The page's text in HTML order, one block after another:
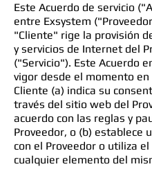
Este Acuerdo de servicio
entre Exsystem
"Cliente" rige la provisión
y servicios de Internet del
("Servicio"). Este Acuerdo
vigor desde el momento en
Cliente (a) indica su
través del sitio web del
acuerdo con las reglas y
Proveedor, o (b) establece
con el Proveedor o utiliza el
cualquier elemento del